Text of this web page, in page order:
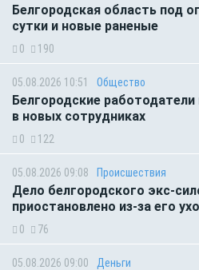
Белгородская область под
сутки и новые раненые
0 190
05.08.2026 10:51 Общество
Белгородские
в новых сотрудниках
0 122
05.08.2026 09:08 Происшествия
Дело белгородского экс-
приостановлено из-за его
0 76
05.08.2026 09:00 Деньги